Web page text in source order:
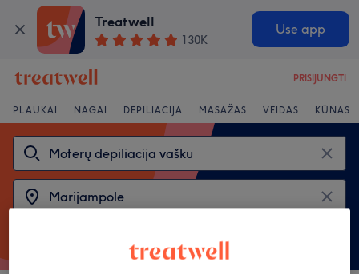
Treatwell
130K
Use app
PRISIJUNGTI
PLAUKAI NAGAI DEPILIACIJA MASAŽAS VEIDAS KŪNAS